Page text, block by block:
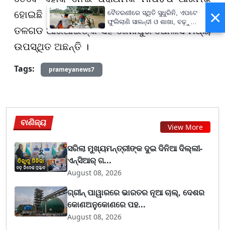
ହୋଇଛି । ଆଜିର ଏହି ମାପରେ ଡଙ୍କାରି, ଆରୁହା,
ତଳଗଡ ଆରଆଇଙ୍କ ସହ ଜେନାପୁର ପୋଲିସ ମଧ୍ୟ
ଉପସ୍ଥିତ ଅଛନ୍ତି ।
Tags:
prameyanews7
ବାଣିଜ୍ୟ View More
ସରିଲା ମୁଖ୍ୟମନ୍ତ୍ରୀଙ୍କ ଦୁଇ ଦିନିଆ ଦିଲ୍ଲୀ-
ଏନ୍‌ସିଆର୍ ଗ...
August 08, 2026
ଗ୍ରୀନ୍ ପାୱାରରେ ଭାରତର ନୂଆ ଚାଲ୍, ଦେଶର
କୋଣଅନୁକୋଣରେ ପହ...
August 08, 2026
×
ବୈତରଣୀରେ ସ୍ଥିତି ସୁଧୁରିନି, ଏପଟେ
ଫୁଲିଲାଣି ସାଳନ୍ଦୀ ଓ ଶାଖା, ବଢ଼ୁଛି